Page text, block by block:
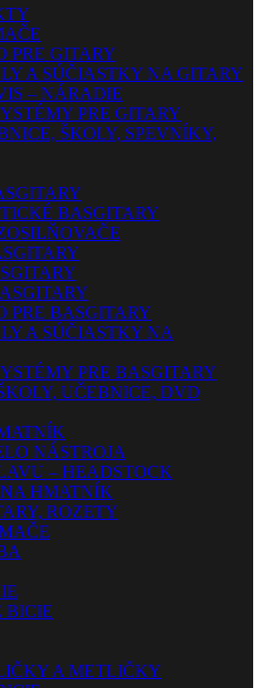
PRE GITARY
A SÚČIASTKY NA GITARY
– NÁRADIE
PRE GITARY
ŠKOLY, SPEVNÍKY,
BASGITARY
PRE BASGITARY
A SÚČIASTKY NA
PRE BASGITARY
UČEBNICE, DVD
NÁSTROJA
– HEADSTOCK
HMATNÍK
ROZETY
BICIE
A METLIČKY